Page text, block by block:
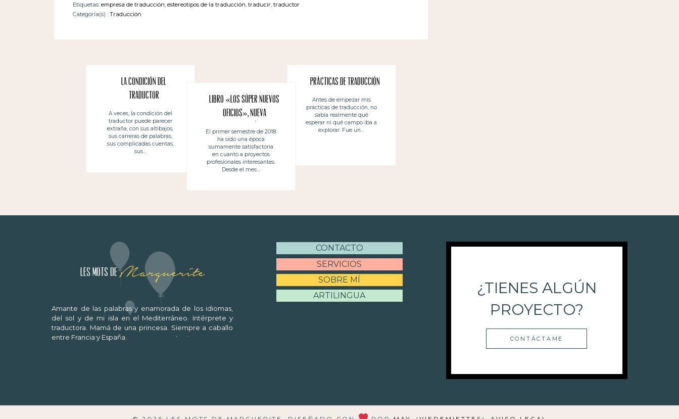
Etiquetas: empresa de traducción estereotipos de la traducción traducir traductor
Categoría(s) : Traducción
La condición del
traductor
A veces, la condición del
traductor puede parecer
extraña, con sus altibajos,
sus carreras de palabras,
sus complicadas cuentas,
sus…
Libro «Los súper nuevos
oficios», nueva
traducción
El primer semestre de 2018
ha sido una época
sumamente satisfactoria
en cuanto a proyectos
profesionales interesantes.
Desde el mes…
Prácticas de traducción
Antes de empezar mis
prácticas de traducción, no
sabía realmente qué
esperar ni qué campo iba a
explorar. Fue un…
Les mots deMarguerite
Amante de las palabras y enamorada de los idiomas,
del sol y de mi isla en el Mediterráneo. Intérprete y
traductora. Mamá de una princesa. Siempre a caballo
entre Francia y España.
CONTACTO
SERVICIOS
SOBRE MÍ
ARTILINGUA
¿TIENES ALGÚN
PROYECTO?
CONTÁCTAME